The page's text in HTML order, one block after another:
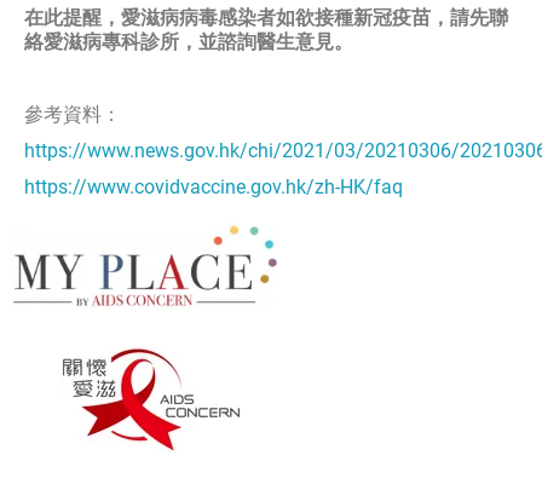
在此提醒，愛滋病病毒感染者如欲接種新冠疫苗，請先聯
絡愛滋病專科診所，並諮詢醫生意見。
參考資料：
https://www.news.gov.hk/chi/2021/03/20210306/
https://www.covidvaccine.gov.hk/zh-HK/faq